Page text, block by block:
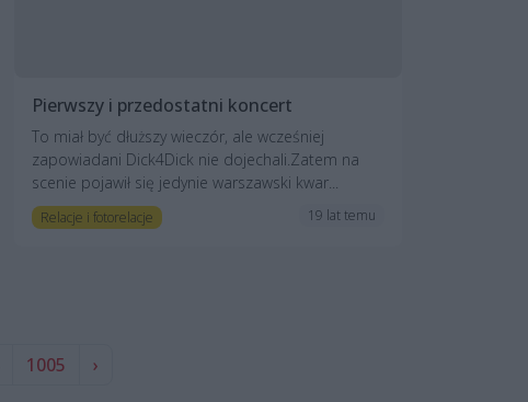
Pierwszy i przedostatni koncert
To miał być dłuższy wieczór, ale wcześniej
zapowiadani Dick4Dick nie dojechali.Zatem na
scenie pojawił się jedynie warszawski kwar...
Relacje i fotorelacje 19 lat temu
1005 ›